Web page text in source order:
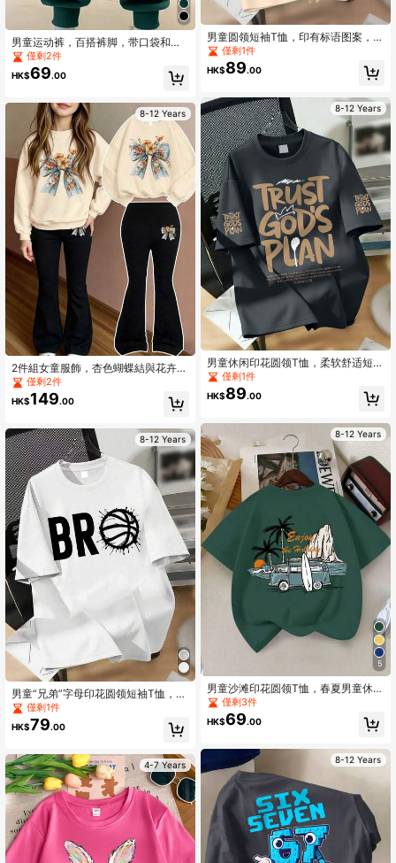
男童运动裤，百搭裤脚，带口袋和罗
纹袖口，适合春秋冬季
僅剩2件
HK$69.00
8-12 Years
2件組女童服飾，杏色蝴蝶結與花卉印
花運動衫搭配黑色喇叭褲，可愛時
尚。柔軟面料，可機洗，休閒時尚，
適合旅行、派對和校園穿著。也適合
僅剩2件
HK$149.00
8-12 Years
男童“兄弟”字母印花圆领短袖T恤，青
少年学生运动休闲T恤，简约时尚春夏
上衣
僅剩1件
HK$79.00
4-7 Years
男童圆领短袖T恤，印有标语图案，柔
软舒适，适合春夏学生穿着，日常穿
着也合适。
僅剩1件
HK$89.00
8-12 Years
男童休闲印花圆领T恤，柔软舒适短
袖，印有标语图案，适合青少年春夏
穿着
僅剩1件
HK$89.00
8-12 Years
5
男童沙滩印花圆领T恤，春夏男童休闲
T恤，柔软上衣
僅剩3件
HK$69.00
8-12 Years